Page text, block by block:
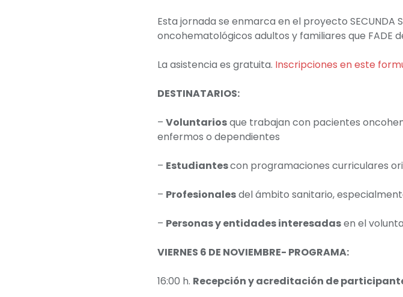
Esta jornada se enmarca en el proyecto
oncohematológicos adultos y familiares que FADE
La asistencia es gratuita. Inscripciones en este
DESTINATARIOS:
– Voluntariosque trabajan con pacientes
enfermos o dependientes
– Estudiantescon programaciones curriculares
– Profesionalesdel ámbito sanitario,
– Personas y entidades interesadasen el
VIERNES 6 DE NOVIEMBRE- PROGRAMA:
16:00 h. Recepción y acreditación de